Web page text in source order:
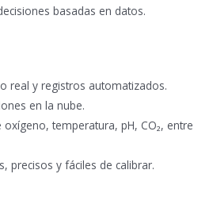
basadas en datos.
real y registros automatizados.
en la nube.
oxígeno, temperatura, pH, CO₂, entre
precisos y fáciles de calibrar.